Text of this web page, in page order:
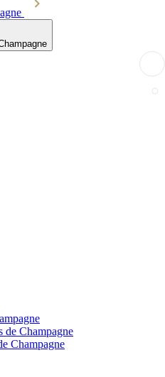
de Champagne
Champagne